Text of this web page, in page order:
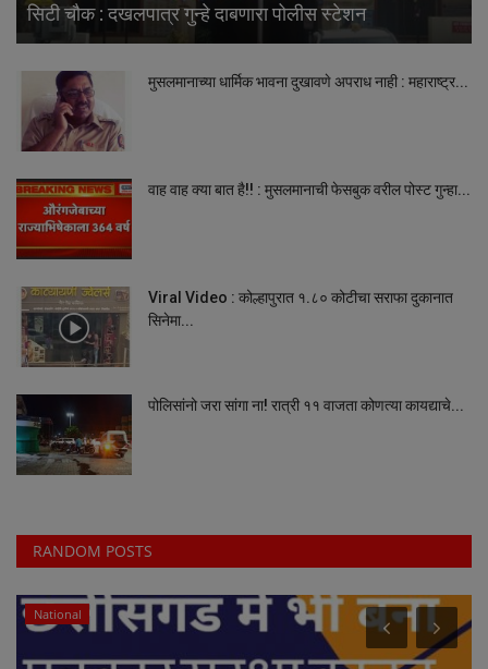
सिटी चौक : दखलपात्र गुन्हे दाबणारा पोलीस स्टेशन
मुसलमानाच्या धार्मिक भावना दुखावणे अपराध नाही : महाराष्ट्र...
वाह वाह क्या बात है!! : मुसलमानाची फेसबुक वरील पोस्ट गुन्हा...
Viral Video : कोल्हापुरात १.८० कोटीचा सराफा दुकानात
सिनेमा...
पोलिसांनो जरा सांगा ना! रात्री ११ वाजता कोणत्या कायद्याचे...
RANDOM POSTS
National